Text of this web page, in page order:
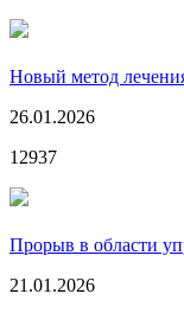
Новый метод
26.01.2026
12937
Прорыв в области
21.01.2026